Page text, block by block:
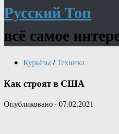
Русский Топ
всё самое
Курьёзы/Техника
Как строят в США
Опубликовано · 07.02.2021